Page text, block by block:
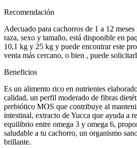
Recomendación
Adecuado para cachorros de 1 a 12
raza, sexo y tamaño, está disponible en
10,1 kg y 25 kg y puede encontrar este
venta más cercano, o bien , puede
Beneficios
Es un alimento rico en nutrientes
calidad, un perfil moderado de fibras
prebiótico MOS que contribuye al
intestinal, extracto de Yucca que ayuda a
equilibrio entre omega 3 y omega 6,
saludable a tu cachorro, un organismo
brillante.